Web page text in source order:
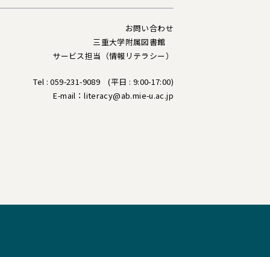
お問い合わせ
三重大学附属図書館
サービス担当（情報リテラシー）
Tel : 059-231-9089 (平日 : 9:00-17:00)
E-mail：literacy@ab.mie-u.ac.jp